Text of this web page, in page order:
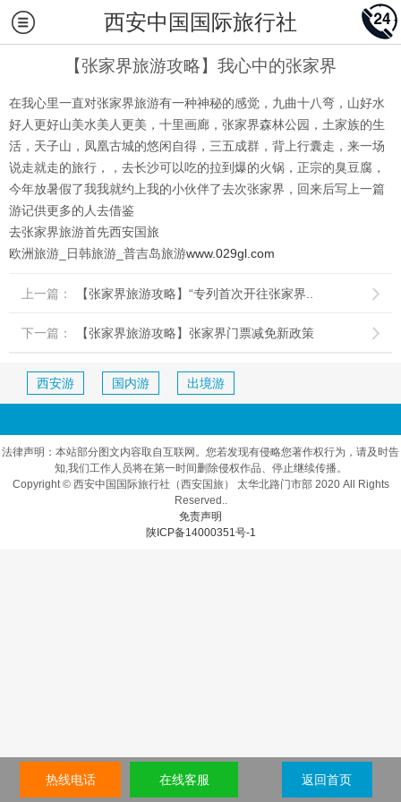
西安中国国际旅行社
【张家界旅游攻略】我心中的张家界
在我心里一直对张家界旅游有一种神秘的感觉，九曲十八弯，山好水
好人更好山美水美人更美，十里画廊，张家界森林公园，土家族的生
活，天子山，凤凰古城的悠闲自得，三五成群，背上行囊走，来一场
说走就走的旅行，，去长沙可以吃的拉到爆的火锅，正宗的臭豆腐，
今年放暑假了我我就约上我的小伙伴了去次张家界，回来后写上一篇
游记供更多的人去借鉴
去张家界旅游首先西安国旅
欧洲旅游_
日韩旅游_普吉岛旅游www.029gl.com
上一篇： 【张家界旅游攻略】“专列首次开往张家界.. 
下一篇： 【张家界旅游攻略】张家界门票减免新政策 
西安游 国内游 出境游
法律声明：本站部分图文内容取自互联网。您若发现有侵略您著作权行为，请及时告
知,我们工作人员将在第一时间删除侵权作品、停止继续传播。
Copyright © 西安中国国际旅行社（西安国旅） 太华北路门市部 2020 All Rights
Reserved..
免责声明
陕ICP备14000351号-1
热线电话 在线客服 返回首页